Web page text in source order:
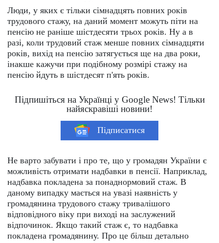
Люди, у яких є тільки сімнадцять повних років
трудового стажу, на даний момент можуть піти на
пенсію не раніше шістдесяти трьох років. Ну а в
разі, коли трудовий стаж менше повних сімнадцяти
років, вихід на пенсію затягується ще на два роки,
інакше кажучи при подібному розмірі стажу на
пенсію йдуть в шістдесят п'ять років.
Підпишіться на Українці у Google News! Тільки
найяскравіші новини!
Підписатися
Не варто забувати і про те, що у громадян України є
можливість отримати надбавки в пенсії. Наприклад,
надбавка покладена за понаднормовий стаж. В
даному випадку мається на увазі наявність у
громадянина трудового стажу тривалішого
відповідного віку при виході на заслужений
відпочинок. Якщо такий стаж є, то надбавка
покладена громадянину. Про це більш детально